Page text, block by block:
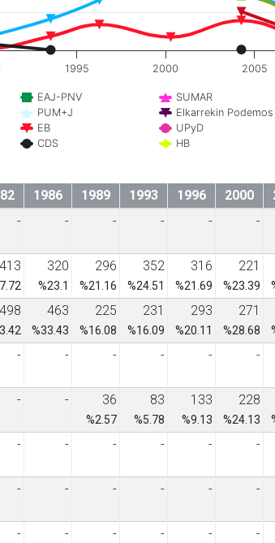
EAJ-PNV SUMAR
PUM+J Elkarrekin Podemos
EB UPyD
CDS HB
1995 2000 2005
1986 1989 1993 1996 2000
- - - - - -
413 320
%23.1
296
%21.16
352
%24.51
316
%21.69
221
%23.39
498 463
%33.43
225
%16.08
231
%16.09
293
%20.11
271
%28.68
- - - - - -
- - 36
%2.57
83
%5.78
133
%9.13
228
%24.13
- - - - - -
- - - - - -
- - - - - -